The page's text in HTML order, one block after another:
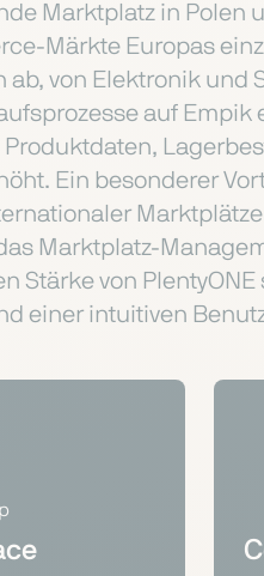
Marktplatz in Polen
Märkte Europas
von Elektronik und
auf
Ein besonderer
Marktplatz-
Stärke von
einer intuitiven